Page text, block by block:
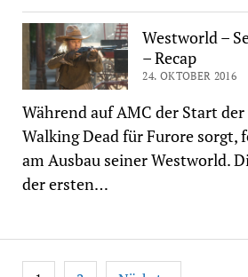
Westworld –
– Recap
24. OKTOBER 2016
Während auf AMC der Start
Walking Dead für Furore sorgt,
am Ausbau seiner Westworld.
der ersten…
Seitennummerierung